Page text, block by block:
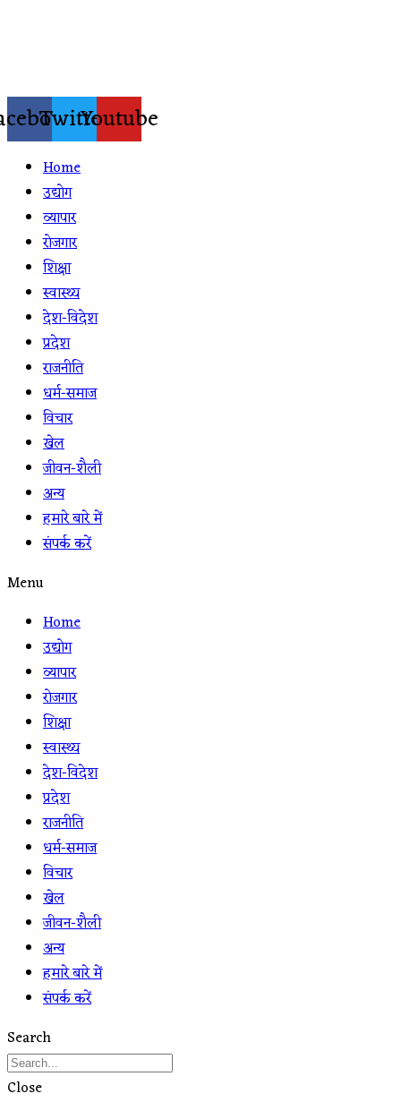
TwitterYoutube
Home
उद्योग
व्यापार
रोजगार
शिक्षा
स्वास्थ्य
देश-विदेश
प्रदेश
राजनीति
धर्म-समाज
विचार
खेल
जीवन-शैली
अन्य
हमारे बारे में
संपर्क करें
Menu
Home
उद्योग
व्यापार
रोजगार
शिक्षा
स्वास्थ्य
देश-विदेश
प्रदेश
राजनीति
धर्म-समाज
विचार
खेल
जीवन-शैली
अन्य
हमारे बारे में
संपर्क करें
Search
Close